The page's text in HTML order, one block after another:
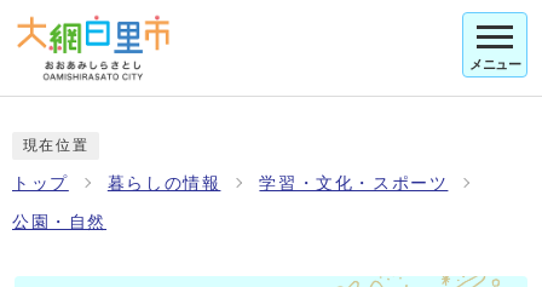
メニュー
現在位置
トップ 暮らしの情報 学習・文化・スポーツ
公園・自然